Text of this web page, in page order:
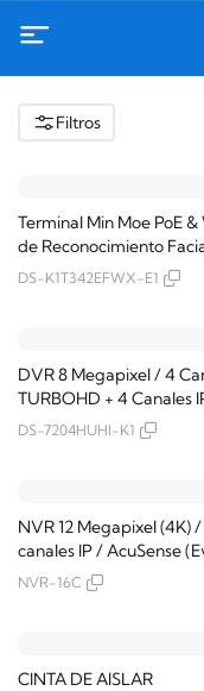
Filtros
Terminal Min Moe PoE &
de Reconocimiento
Huella con Lector PROX
Exterior IP65 / Hasta 1.5
Huellas / Salida 12 Vcd
Chapa / PoE / SIP
HIK-IA
DS-K1T342EFWX-E1
DVR 8 Megapixel / 4
TURBOHD + 4 Canales
DS-7204HUHI-K1
NVR 12 Megapixel (4K) /
canales IP / AcuSense
Falsas Alarmas) /
Reconocimiento Facial / 2
I/O
NVR-16C
CINTA DE AISLAR